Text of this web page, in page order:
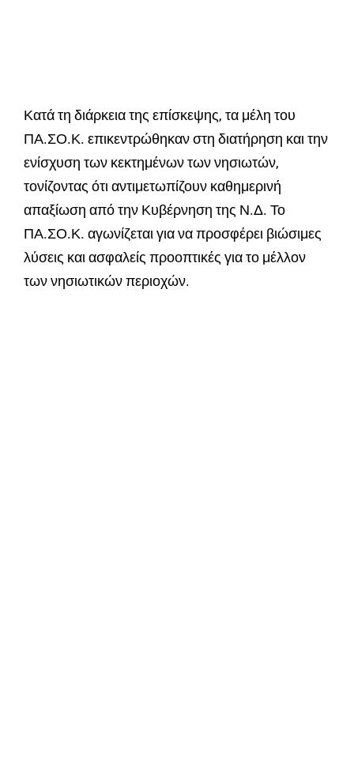
Κατά τη διάρκεια της επίσκεψης, τα μέλη του
ΠΑ.ΣΟ.Κ. επικεντρώθηκαν στη διατήρηση και την
ενίσχυση των κεκτημένων των νησιωτών,
τονίζοντας ότι αντιμετωπίζουν καθημερινή
απαξίωση από την Κυβέρνηση της Ν.Δ. Το
ΠΑ.ΣΟ.Κ. αγωνίζεται για να προσφέρει βιώσιμες
λύσεις και ασφαλείς προοπτικές για το μέλλον
των νησιωτικών περιοχών.